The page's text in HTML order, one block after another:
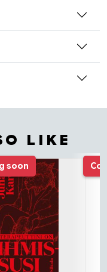
LIKE
soon